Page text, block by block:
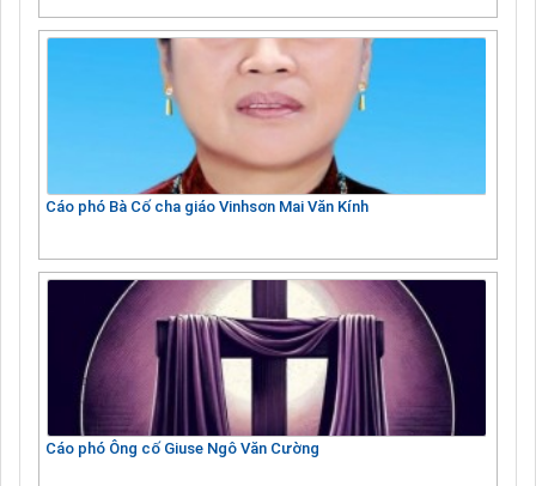
Cáo phó Bà Cố cha giáo Vinhsơn Mai Văn Kính
Cáo phó Ông cố Giuse Ngô Văn Cường